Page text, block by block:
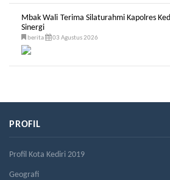
Mbak Wali Terima Silaturahmi Kapolres
Sinergi
berita 03 Agustus 2026
PROFIL
Profil Kota Kediri 2019
Geografi